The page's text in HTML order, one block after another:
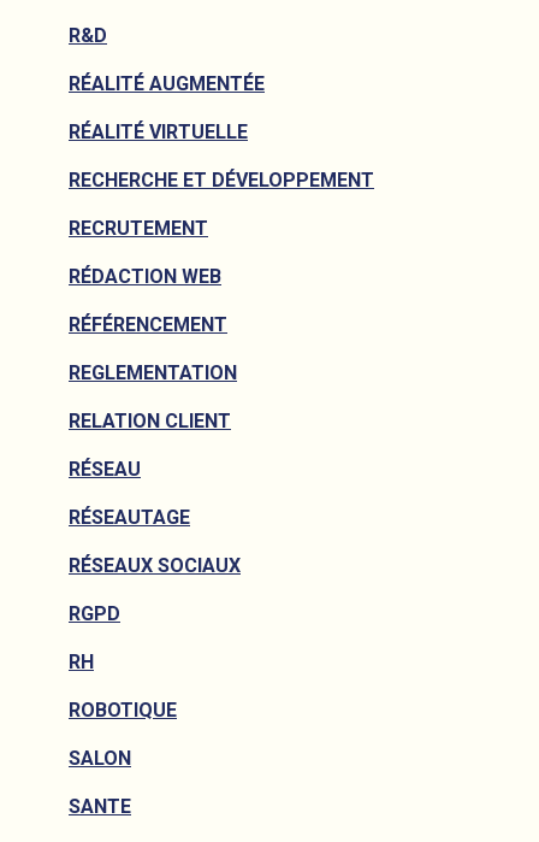
R&D
RÉALITÉ AUGMENTÉE
RÉALITÉ VIRTUELLE
RECHERCHE ET DÉVELOPPEMENT
RECRUTEMENT
RÉDACTION WEB
RÉFÉRENCEMENT
REGLEMENTATION
RELATION CLIENT
RÉSEAU
RÉSEAUTAGE
RÉSEAUX SOCIAUX
RGPD
RH
ROBOTIQUE
SALON
SANTE